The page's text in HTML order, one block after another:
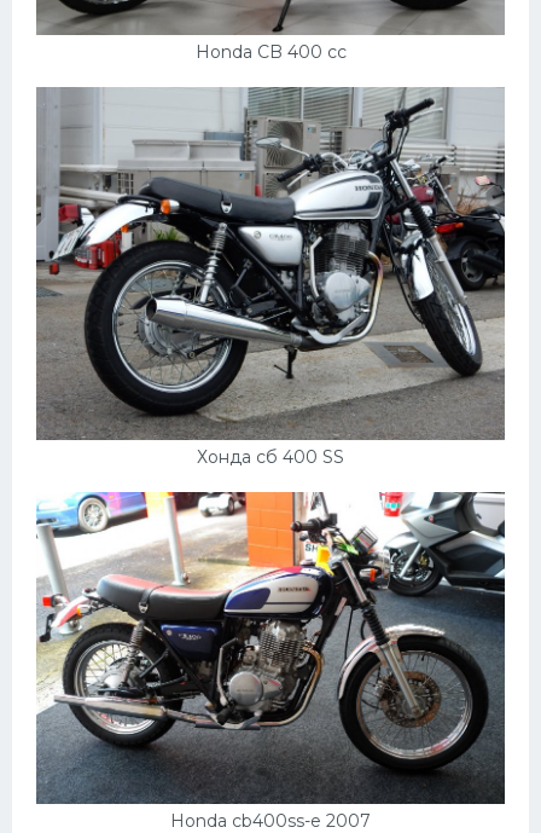
Honda CB 400 cc
Хонда сб 400 SS
Honda cb400ss-e 2007
МАЗ
Фольксваген
Лексус
Дэу
Скания
Форд
Черри
Джили
Хавал
Кавасаки
Инфинити
ЛУАЗ
Фиат
Ситроен
Субару
Опель
Подводные лодки